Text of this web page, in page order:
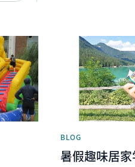
News image
BLOG
暑假趣味居家